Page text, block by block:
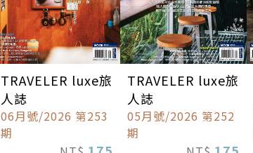
TRAVELER luxe旅
人誌
06月號/2026 第253
期
TRAVELER luxe旅
人誌
05月號/2026 第252
期